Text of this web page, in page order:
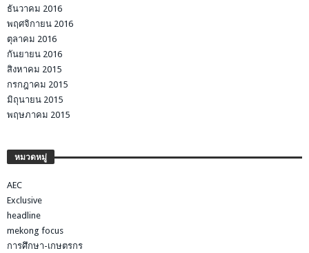
ธันวาคม 2016
พฤศจิกายน 2016
ตุลาคม 2016
กันยายน 2016
สิงหาคม 2015
กรกฎาคม 2015
มิถุนายน 2015
พฤษภาคม 2015
หมวดหมู่
AEC
Exclusive
headline
mekong focus
การศึกษา-เกษตรกร